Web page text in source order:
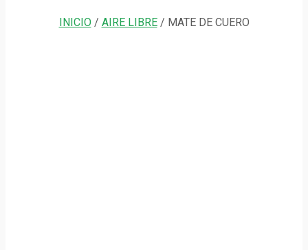
INICIO/ AIRE LIBRE/ MATE DE CUERO